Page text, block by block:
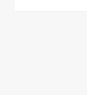
entradas